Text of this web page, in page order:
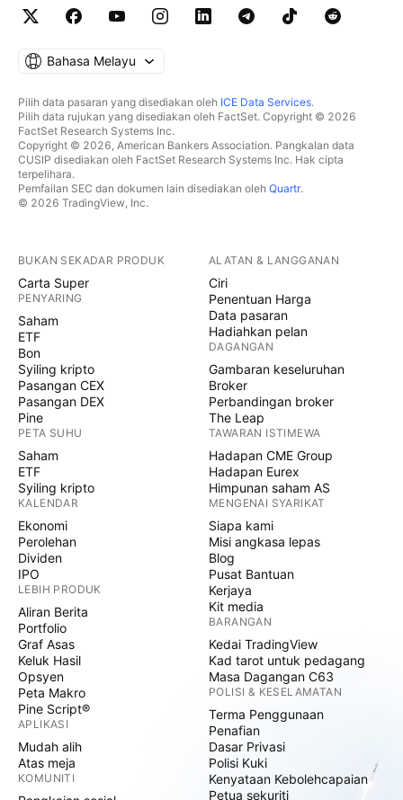
Bahasa Melayu
Pilih data pasaran yang disediakan oleh ICE Data Services.
Pilih data rujukan yang disediakan oleh FactSet. Copyright © 2026
FactSet Research Systems Inc.
Copyright © 2026, American Bankers Association. Pangkalan data
CUSIP disediakan oleh FactSet Research Systems Inc. Hak cipta
terpelihara.
Pemfailan SEC dan dokumen lain disediakan oleh Quartr.
© 2026 TradingView, Inc.
BUKAN SEKADAR PRODUK
Carta Super
PENYARING
Saham
ETF
Bon
Syiling kripto
Pasangan CEX
Pasangan DEX
Pine
PETA SUHU
Saham
ETF
Syiling kripto
KALENDAR
Ekonomi
Perolehan
Dividen
IPO
LEBIH PRODUK
Aliran Berita
Portfolio
Graf Asas
Keluk Hasil
Opsyen
Peta Makro
Pine Script®
APLIKASI
Mudah alih
Atas meja
KOMUNITI
ALATAN & LANGGANAN
Ciri
Penentuan Harga
Data pasaran
Hadiahkan pelan
DAGANGAN
Gambaran keseluruhan
Broker
Perbandingan broker
The Leap
TAWARAN ISTIMEWA
Hadapan CME Group
Hadapan Eurex
Himpunan saham AS
MENGENAI SYARIKAT
Siapa kami
Misi angkasa lepas
Blog
Pusat Bantuan
Kerjaya
Kit media
BARANGAN
Kedai TradingView
Kad tarot untuk pedagang
Masa Dagangan C63
POLISI & KESELAMATAN
Terma Penggunaan
Penafian
Dasar Privasi
Polisi Kuki
Kenyataan Kebolehcapaian
Petua sekuriti